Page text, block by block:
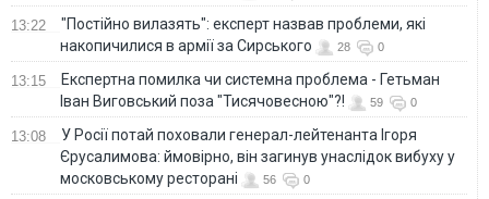
13:22
"Постійно вилазять": експерт назвав проблеми, які
накопичилися в армії за Сирського
28 0
13:15
Eкспертна помилка чи системна проблема - Гетьман
Іван Виговський поза "Тисячовесною"?!
59 0
13:08
У Росії потай поховали генерал-лейтенанта Ігоря
Єрусалимова: ймовірно, він загинув унаслідок вибуху у
московському ресторані
56 0